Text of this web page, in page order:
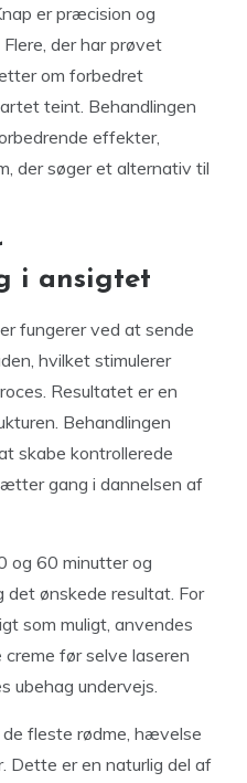
er præcision og
der har prøvet
om forbedret
teint. Behandlingen
effekter,
der søger et alternativ til
i ansigtet
fungerer ved at sende
hvilket stimulerer
Resultatet er en
Behandlingen
skabe kontrollerede
gang i dannelsen af
og 60 minutter og
det ønskede resultat. For
som muligt, anvendes
før selve laseren
ubehag undervejs.
fleste rødme, hævelse
Dette er en naturlig del af